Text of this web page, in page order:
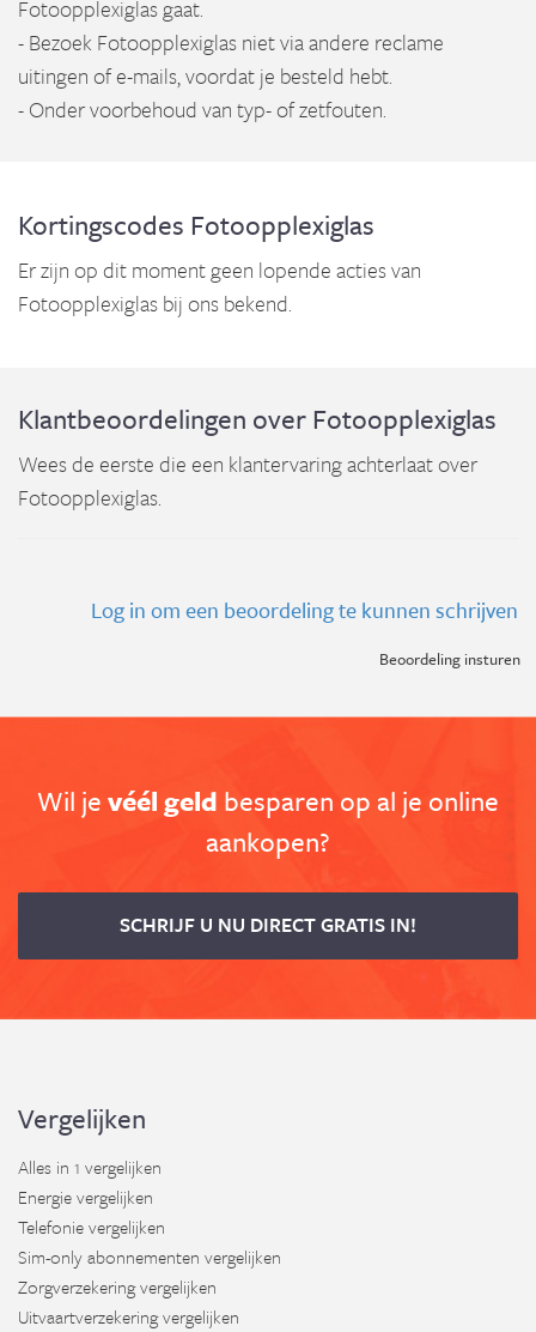
Fotoopplexiglas gaat.
- Bezoek Fotoopplexiglas niet via andere reclame
uitingen of e-mails, voordat je besteld hebt.
- Onder voorbehoud van typ- of zetfouten.
Kortingscodes Fotoopplexiglas
Er zijn op dit moment geen lopende acties van
Fotoopplexiglas bij ons bekend.
Klantbeoordelingen over Fotoopplexiglas
Wees de eerste die een klantervaring achterlaat over
Fotoopplexiglas.
Log in om een beoordeling te kunnen schrijven
Beoordeling insturen
Wil jevéél geld besparen op al je online
aankopen?
SCHRIJF U NU DIRECT GRATIS IN!
Vergelijken
Alles in 1 vergelijken
Energie vergelijken
Telefonie vergelijken
Sim-only abonnementen vergelijken
Zorgverzekering vergelijken
Uitvaartverzekering vergelijken